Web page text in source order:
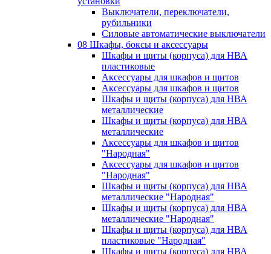
Выключатели, переключатели,
рубильники
Силовые автоматические выключатели
08 Шкафы, боксы и аксессуары
Шкафы и щиты (корпуса) для НВА
пластиковые
Аксессуары для шкафов и щитов
Аксессуары для шкафов и щитов
Шкафы и щиты (корпуса) для НВА
металлические
Шкафы и щиты (корпуса) для НВА
металлические
Аксессуары для шкафов и щитов
"Народная"
Аксессуары для шкафов и щитов
"Народная"
Шкафы и щиты (корпуса) для НВА
металлические "Народная"
Шкафы и щиты (корпуса) для НВА
металлические "Народная"
Шкафы и щиты (корпуса) для НВА
пластиковые "Народная"
Шкафы и щиты (корпуса) для НВА